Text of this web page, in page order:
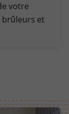
votre
brûleurs et